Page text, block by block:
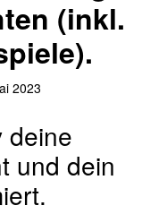
(inkl.
2023
deine
und dein